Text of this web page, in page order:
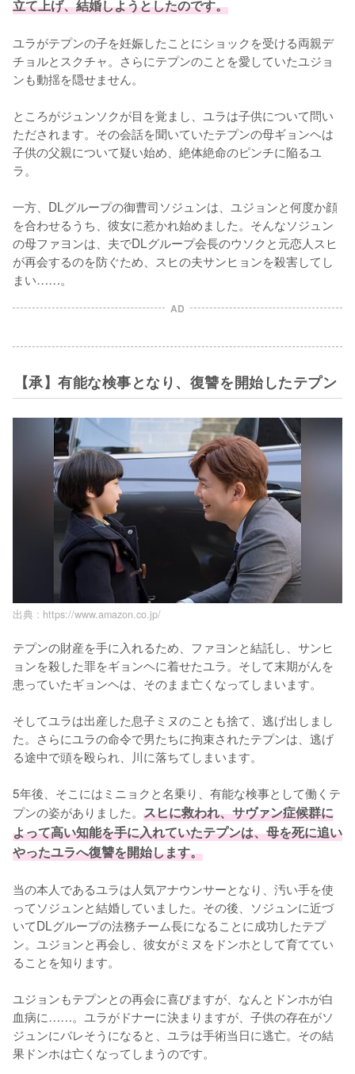
立て上げ、結婚しようとしたのです。
ユラがテプンの子を妊娠したことにショックを受ける両親デ
チョルとスクチャ。さらにテプンのことを愛していたユジョ
ンも動揺を隠せません。
ところがジュンソクが目を覚まし、ユラは子供について問い
ただされます。その会話を聞いていたテプンの母ギョンヘは
子供の父親について疑い始め、絶体絶命のピンチに陥るユ
ラ。
一方、DLグループの御曹司ソジュンは、ユジョンと何度か顔
を合わせるうち、彼女に惹かれ始めました。そんなソジュン
の母ファヨンは、夫でDLグループ会長のウソクと元恋人スヒ
が再会するのを防ぐため、スヒの夫サンヒョンを殺害してし
まい……。
AD
【承】有能な検事となり、復讐を開始したテプン
出典 : https://www.amazon.co.jp/
テプンの財産を手に入れるため、ファヨンと結託し、サンヒ
ョンを殺した罪をギョンヘに着せたユラ。そして末期がんを
患っていたギョンヘは、そのまま亡くなってしまいます。
そしてユラは出産した息子ミヌのことも捨て、逃げ出しまし
た。さらにユラの命令で男たちに拘束されたテプンは、逃げ
る途中で頭を殴られ、川に落ちてしまいます。
5年後、そこにはミニョクと名乗り、有能な検事として働くテ
プンの姿がありました。 スヒに救われ、サヴァン症候群に
よって高い知能を手に入れていたテプンは、母を死に追い
やったユラへ復讐を開始します。
当の本人であるユラは人気アナウンサーとなり、汚い手を使
ってソジュンと結婚していました。その後、ソジュンに近づ
いてDLグループの法務チーム長になることに成功したテプ
ン。ユジョンと再会し、彼女がミヌをドンホとして育ててい
ることを知ります。
ユジョンもテプンとの再会に喜びますが、なんとドンホが白
血病に……。ユラがドナーに決まりますが、子供の存在がソ
ジュンにバレそうになると、ユラは手術当日に逃亡。その結
果ドンホは亡くなってしまうのです。